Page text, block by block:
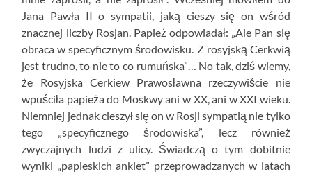
Jana Pawła II o sympatii, jaką cieszy się on wśród
znacznej liczby Rosjan. Papież odpowiadał: „Ale Pan się
obraca w specyficznym środowisku. Z rosyjską Cerkwią
jest trudno, to nie to co rumuńska”… No tak, dziś wiemy,
że Rosyjska Cerkiew Prawosławna rzeczywiście nie
wpuściła papieża do Moskwy ani w XX, ani w XXI wieku.
Niemniej jednak cieszył się on w Rosji sympatią nie tylko
tego „specyficznego środowiska”, lecz również
zwyczajnych ludzi z ulicy. Świadczą o tym dobitnie
wyniki „papieskich ankiet” przeprowadzanych w latach